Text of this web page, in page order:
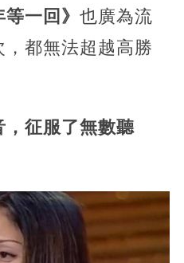
等一回》 也廣為流
都無法超越高勝
征服了無數聽